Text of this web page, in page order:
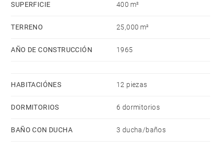
SUPERFICIE 400 m²
TERRENO 25,000 m²
AÑO DE CONSTRUCCIÓN 1965
HABITACIÓNES 12 piezas
DORMITORIOS 6 dormitorios
BAÑO CON DUCHA 3 ducha/baños